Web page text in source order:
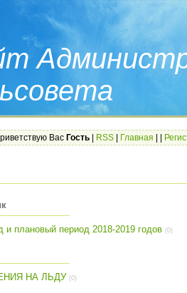
Вас Гость RSS Главная
и плановый период 2018-2019 годов (0)
НА ЛЬДУ (0)